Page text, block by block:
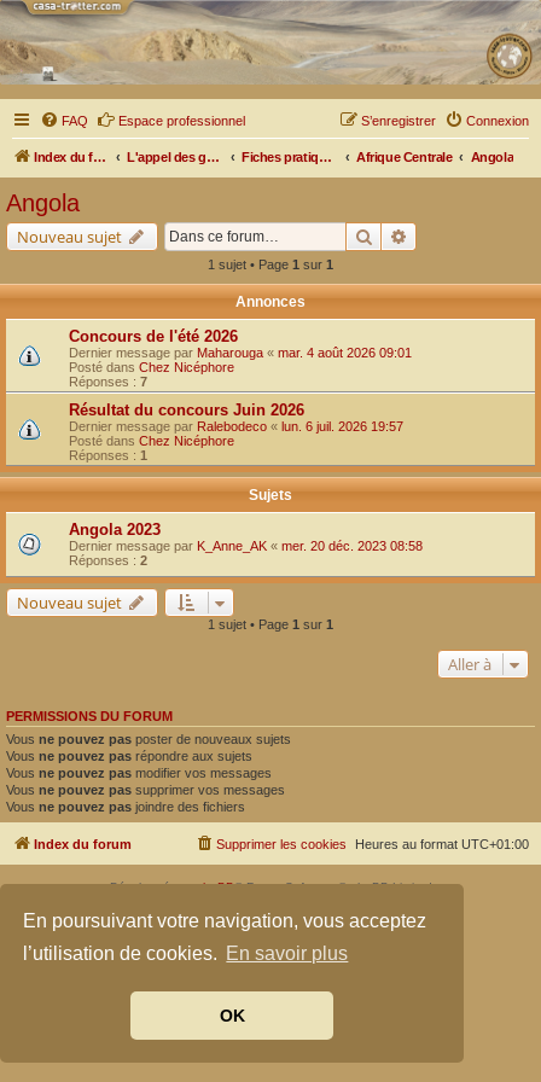
En poursuivant votre navigation, vous acceptez
l’utilisation de cookies. En savoir plus
OK
FAQ Espace professionnel Connexion
S’enregistrer
Index du forum L'appel des grands espaces Fiches pratiques par pays, pistes et bivouacs Afrique Centrale Angola
Angola
Nouveau sujet Rechercher
1 sujet • Page 1 sur 1
Annonces
Concours de l'été 2026
Dernier message par Maharouga « mar. 4 août 2026 09:01
Posté dans Chez Nicéphore
Réponses : 7
Résultat du concours Juin 2026
Dernier message par Ralebodeco « lun. 6 juil. 2026 19:57
Posté dans Chez Nicéphore
Réponses : 1
Sujets
Angola 2023
Dernier message par K_Anne_AK « mer. 20 déc. 2023 08:58
Réponses : 2
Nouveau sujet
1 sujet • Page 1 sur 1
Aller à
PERMISSIONS DU FORUM
Vous ne pouvez pas poster de nouveaux sujets
Vous ne pouvez pas répondre aux sujets
Vous ne pouvez pas modifier vos messages
Vous ne pouvez pas supprimer vos messages
Vous ne pouvez pas joindre des fichiers
Index du forum Heures au format UTC+01:00
Supprimer les cookies
Développé parphpBB® Forum Software © phpBB Limited
Confidentialité| Conditions